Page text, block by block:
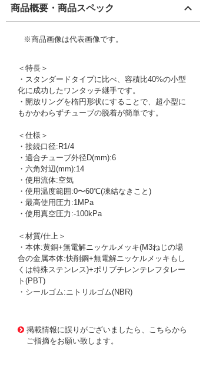
商品概要・商品スペック
※商品画像は代表画像です。
＜特長＞
・スタンダードタイプに比べ、容積比40%の小型
化に成功したワンタッチ継手です。
・開放リングを楕円形状にすることで、超小型に
もかかわらずチューブの脱着が簡単です。
＜仕様＞
・接続口径:R1/4
・適合チューブ外径D(mm):6
・六角対辺(mm):14
・使用流体:空気
・使用温度範囲:0〜60℃(凍結なきこと)
・最高使用圧力:1MPa
・使用真空圧力:-100kPa
＜材質/仕上＞
・本体:黄銅+無電解ニッケルメッキ(M3ねじの場
合の金属本体:快削鋼+無電解ニッケルメッキもし
くは特殊ステンレス)+ポリブチレンテレフタレー
ト(PBT)
・シールゴム:ニトリルゴム(NBR)
掲載情報に誤りがございましたら、こちらから
ご指摘をお願い致します。